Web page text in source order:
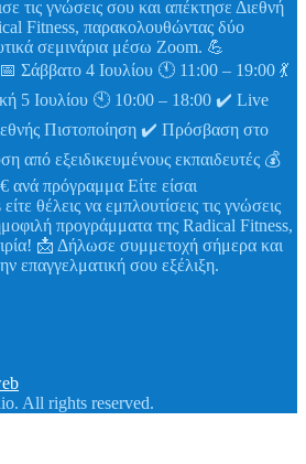
γνώσεις σου και απέκτησε Διεθνή
Fitness, παρακολουθώντας δύο
σεμινάρια μέσω Zoom. 💪
4 Ιουλίου 🕚 11:00 – 19:00 💃
5 Ιουλίου 🕙 10:00 – 18:00 ✔️ Live
Πιστοποίηση ✔️ Πρόσβαση στο
από εξειδικευμένους εκπαιδευτές 💰
πρόγραμμα Είτε είσαι
θέλεις να εμπλουτίσεις τις γνώσεις
προγράμματα της Radical Fitness,
📩 Δήλωσε συμμετοχή σήμερα και
επαγγελματική σου εξέλιξη.
All rights reserved.